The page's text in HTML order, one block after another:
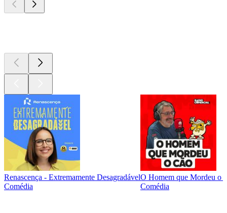
Renascença - Extremamente Desagradável
Comédia
O Homem que Mordeu o
Comédia